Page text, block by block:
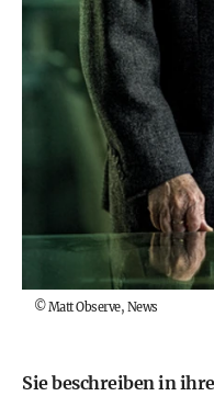
©Matt Observe, News
Sie beschreiben in